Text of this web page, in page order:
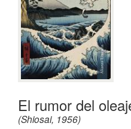
El rumor del
(Shiosai, 1956)